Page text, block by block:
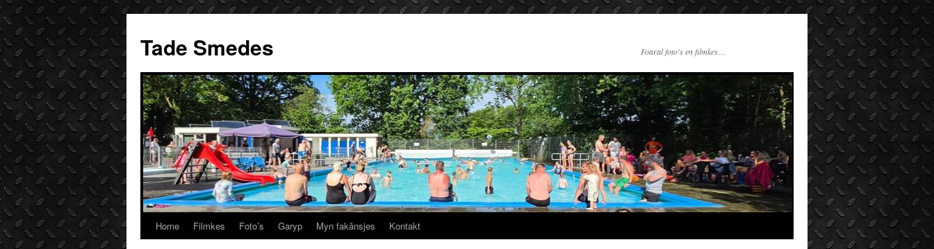
de
inhoud
Tade Smedes Foaral foto's en filmkes…
Home Filmkes Foto’s Garyp Myn fakânsjes Kontakt